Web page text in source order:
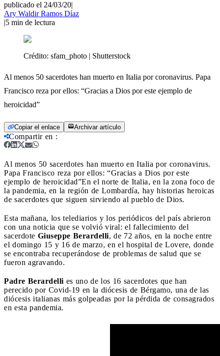
publicado el 24/03/20|
Ary Waldir Ramos Díaz
|5 min de lectura
Crédito: sfam_photo | Shutterstock
Al menos 50 sacerdotes han muerto en Italia por coronavirus. Papa
Francisco reza por ellos: “Gracias a Dios por este ejemplo de
heroicidad”
Copiar el enlace Archivar artículo
Compartir en :
Al menos 50 sacerdotes han muerto en Italia por coronavirus.
Papa Francisco reza por ellos: “Gracias a Dios por este
ejemplo de heroicidad”En el norte de Italia, en la zona foco de
la pandemia, en la región de Lombardía, hay historias heroicas
de sacerdotes que siguen sirviendo al pueblo de Dios.
Esta mañana, los telediarios y los periódicos del país abrieron
con una noticia que se volvió viral: el fallecimiento del
sacerdote Giuseppe Berardelli, de 72 años, en la noche entre
el domingo 15 y 16 de marzo, en el hospital de Lovere, donde
se encontraba recuperándose de problemas de salud que se
fueron agravando.
Padre Berardelli es uno de los 16 sacerdotes que han
perecido por Covid-19 en la diócesis de Bérgamo, una de las
diócesis italianas más golpeadas por la pérdida de consagrados
en esta pandemia.